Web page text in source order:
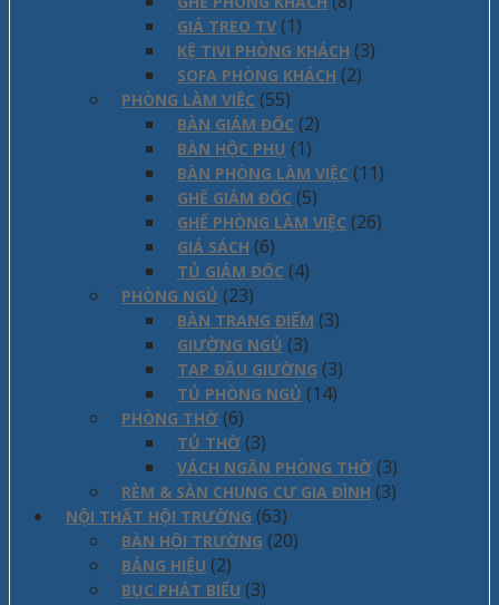
GIÁ TREO TV (1)
KỆ TIVI PHÒNG KHÁCH (3)
SOFA PHÒNG KHÁCH (2)
PHÒNG LÀM VIỆC (55)
BÀN GIÁM ĐỐC (2)
BÀN HỘC PHỤ (1)
BÀN PHÒNG LÀM VIỆC (11)
GHẾ GIÁM ĐỐC (5)
GHẾ PHÒNG LÀM VIỆC (26)
GIÁ SÁCH (6)
TỦ GIÁM ĐỐC (4)
PHÒNG NGỦ (23)
BÀN TRANG ĐIỂM (3)
GIƯỜNG NGỦ (3)
TAP ĐẦU GIƯỜNG (3)
TỦ PHÒNG NGỦ (14)
PHÒNG THỜ (6)
TỦ THỜ (3)
VÁCH NGĂN PHÒNG THỜ (3)
RÈM & SÀN CHUNG CƯ GIA ĐÌNH (3)
NỘI THẤT HỘI TRƯỜNG (63)
BÀN HỘI TRƯỜNG (20)
BẢNG HIỆU (2)
BỤC PHÁT BIỂU (3)